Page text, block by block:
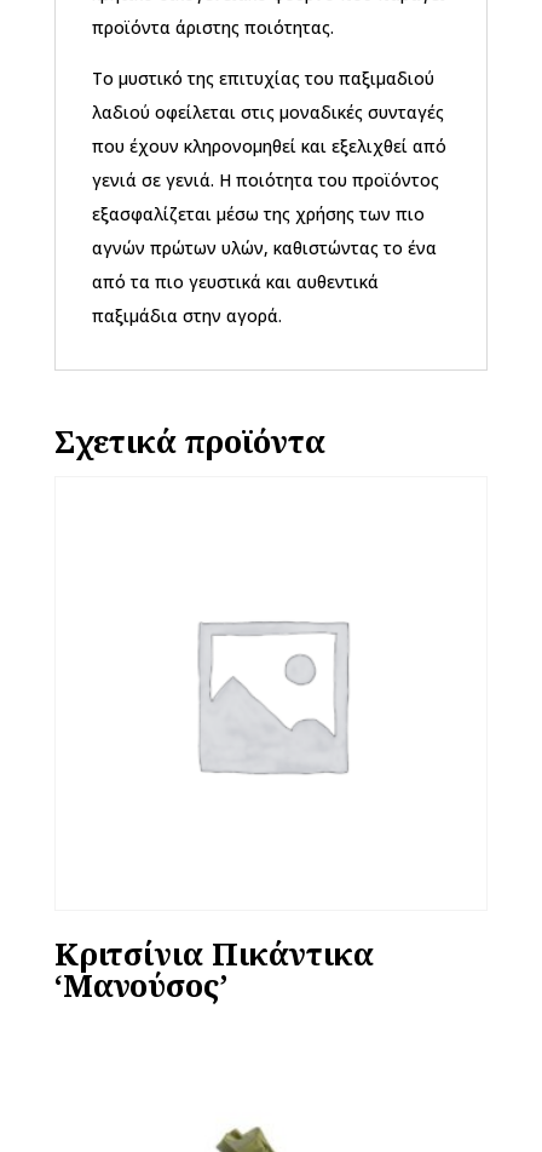
προϊόντα άριστης ποιότητας.
Το μυστικό της επιτυχίας του παξιμαδιού
λαδιού οφείλεται στις μοναδικές συνταγές
που έχουν κληρονομηθεί και εξελιχθεί από
γενιά σε γενιά. Η ποιότητα του προϊόντος
εξασφαλίζεται μέσω της χρήσης των πιο
αγνών πρώτων υλών, καθιστώντας το ένα
από τα πιο γευστικά και αυθεντικά
παξιμάδια στην αγορά.
Σχετικά προϊόντα
Κριτσίνια Πικάντικα
‘Μανούσος’